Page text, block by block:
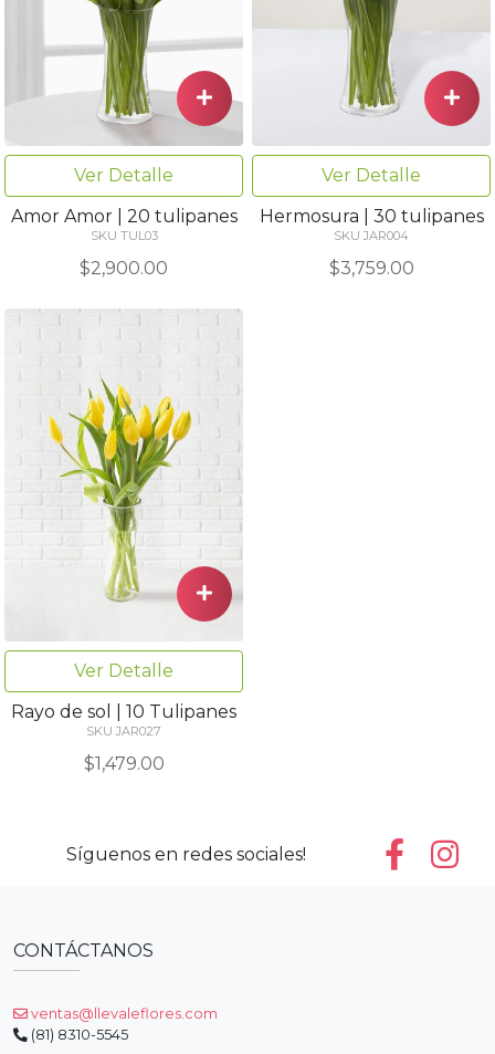
Ver Detalle
Amor Amor | 20 tulipanes
SKU TUL03
$2,900.00
Ver Detalle
Hermosura | 30 tulipanes
SKU JAR004
$3,759.00
Ver Detalle
Rayo de sol | 10 Tulipanes
SKU JAR027
$1,479.00
Síguenos en redes sociales!
CONTÁCTANOS
ventas@llevaleflores.com
(81) 8310-5545